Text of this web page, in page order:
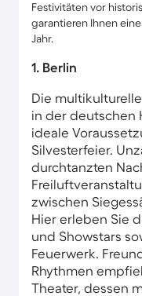
Festivitäten vor
garantieren Ihnen
Jahr.
1. Berlin
Die
in der deutschen
ideale
Silvesterfeier.
durchtanzten
zwischen
Hier erleben Sie
und Showstars
Feuerwerk.
Rhythmen
Theater, dessen